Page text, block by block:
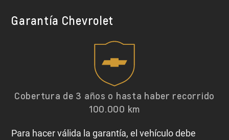
Garantía Chevrolet
Cobertura de 3 años o hasta haber recorrido
100.000 km
Para hacer válida la garantía, el vehículo debe